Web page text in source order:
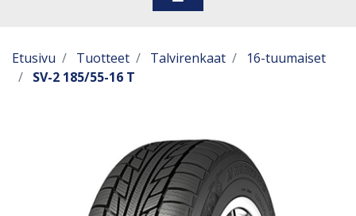
Etusivu Tuotteet Talvirenkaat
16-tuumaiset
SV-2 185/55-16 T